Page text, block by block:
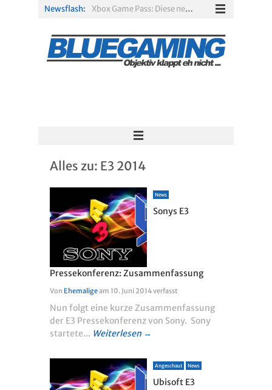
Newsflash:
Xbox Game Pass: Diese neuen Spiele erscheinen im August 2026
Gamescom 2026: Sony fehlt zum siebten Mal in Folge
PS5-Disc vor dem Aus: Warum der Fan-Protest gegen Sony ins Leere läuft
Solarpunk im Test: Entspannter Aufbau über den Wolken
Alles zu: E3 2014
News
Sonys E3
Pressekonferenz: Zusammenfassung
Von Ehemaligeam 10. Juni 2014verfasst
Nun folgt eine kurze Zusammenfassung
der E3 Pressekonferenz von Sony. Sony
startete... Weiterlesen →
Angeschaut News
Ubisoft E3